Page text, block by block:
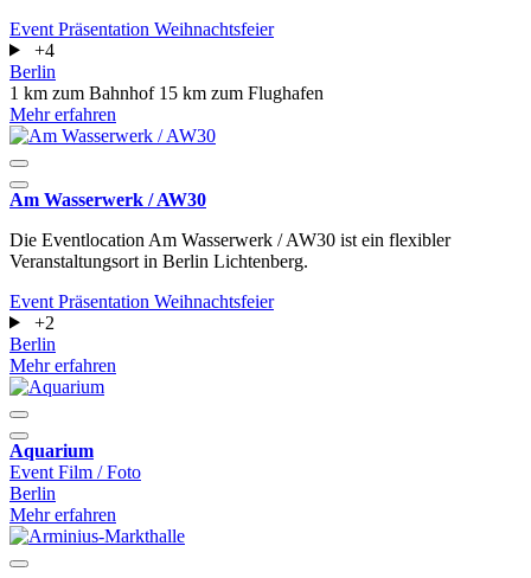
Event Präsentation Weihnachtsfeier
+4
Berlin
1 km zum Bahnhof 15 km zum Flughafen
Mehr erfahren
Am Wasserwerk / AW30
Die Eventlocation Am Wasserwerk / AW30 ist ein flexibler
Veranstaltungsort in Berlin Lichtenberg.
Event Präsentation Weihnachtsfeier
+2
Berlin
Mehr erfahren
Aquarium
Event Film / Foto
Berlin
Mehr erfahren